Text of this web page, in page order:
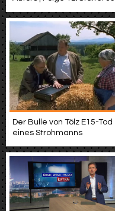
Der Bulle von Tölz E15-Tod
eines Strohmanns